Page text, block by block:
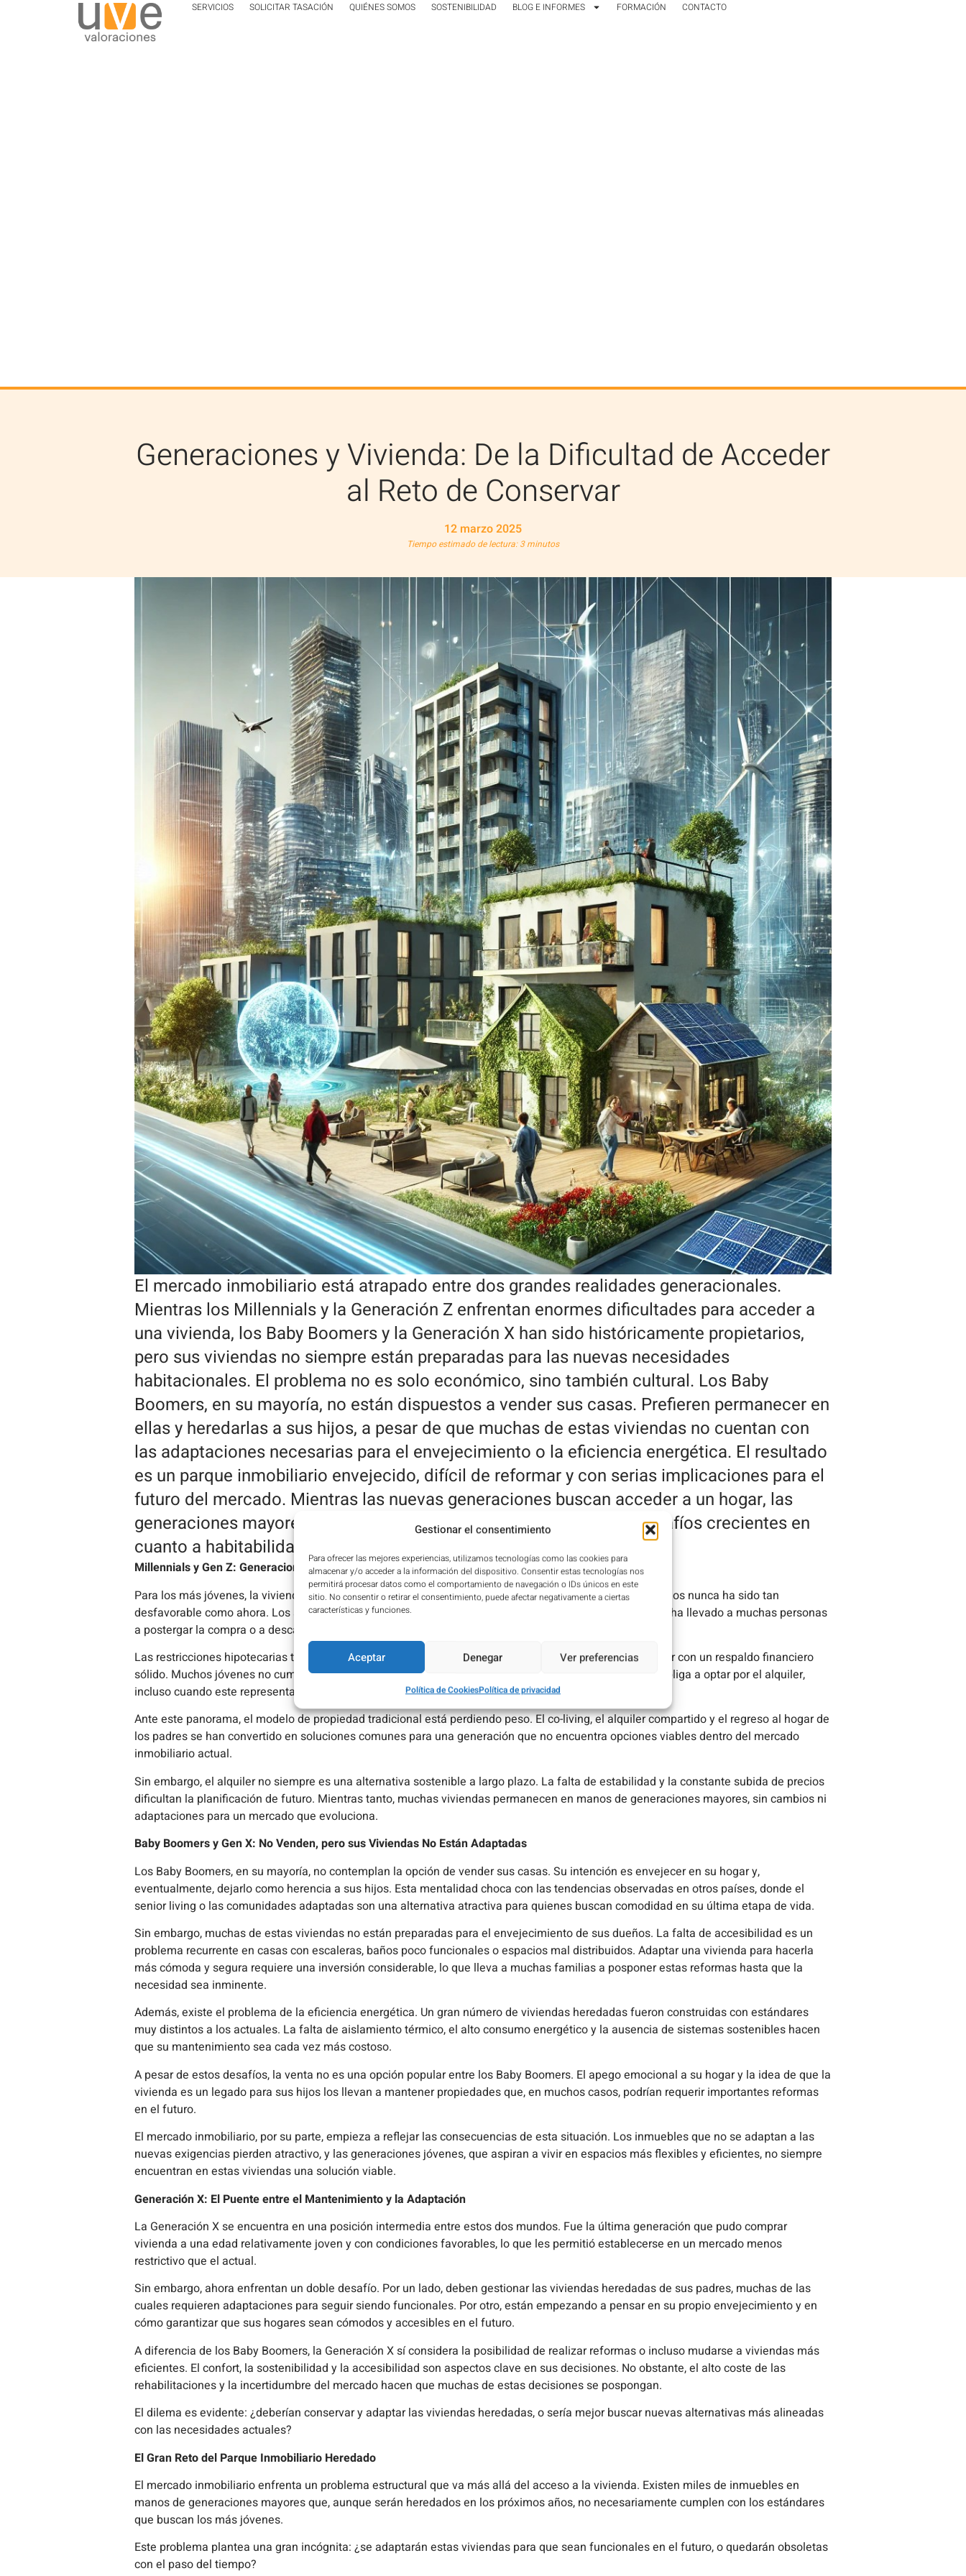
Gestionar el consentimiento
Para ofrecer las mejores experiencias, utilizamos tecnologías como las cookies para
almacenar y/o acceder a la información del dispositivo. Consentir estas tecnologías nos
permitirá procesar datos como el comportamiento de navegación o IDs únicos en este
sitio. No consentir o retirar el consentimiento, puede afectar negativamente a ciertas
características y funciones.
Aceptar Denegar Ver preferencias
Política de CookiesPolítica de privacidad
SERVICIOS SOLICITAR TASACIÓN QUIÉNES SOMOS SOSTENIBILIDAD BLOG E INFORMES FORMACIÓN CONTACTO
Generaciones y Vivienda: De la Dificultad de Acceder
al Reto de Conservar
12 marzo 2025
Tiempo estimado de lectura: 3 minutos
El mercado inmobiliario está atrapado entre dos grandes realidades generacionales.
Mientras los Millennials y la Generación Z enfrentan enormes dificultades para acceder a
una vivienda, los Baby Boomers y la Generación X han sido históricamente propietarios,
pero sus viviendas no siempre están preparadas para las nuevas necesidades
habitacionales. El problema no es solo económico, sino también cultural. Los Baby
Boomers, en su mayoría, no están dispuestos a vender sus casas. Prefieren permanecer en
ellas y heredarlas a sus hijos, a pesar de que muchas de estas viviendas no cuentan con
las adaptaciones necesarias para el envejecimiento o la eficiencia energética. El resultado
es un parque inmobiliario envejecido, difícil de reformar y con serias implicaciones para el
futuro del mercado. Mientras las nuevas generaciones buscan acceder a un hogar, las
generaciones mayores prefieren mantener los suyos, aunque con desafíos crecientes en
cuanto a habitabilidad y mantenimiento.
Millennials y Gen Z: Generaciones sin Acceso a la Vivienda
Para los más jóvenes, la vivienda propia es casi un sueño inalcanzable. La relación entre ingresos y precios nunca ha sido tan
desfavorable como ahora. Los salarios no han crecido al mismo ritmo que el costo de la vivienda, lo que ha llevado a muchas personas
a postergar la compra o a descartar la idea de ser propietarios.
Las restricciones hipotecarias tampoco ayudan. Cada vez es más difícil acceder a un préstamo sin contar con un respaldo financiero
sólido. Muchos jóvenes no cumplen con los requisitos de solvencia exigidos por los bancos, lo que los obliga a optar por el alquiler,
incluso cuando este representa un coste mensual más alto que una posible hipoteca.
Ante este panorama, el modelo de propiedad tradicional está perdiendo peso. El co-living, el alquiler compartido y el regreso al hogar de
los padres se han convertido en soluciones comunes para una generación que no encuentra opciones viables dentro del mercado
inmobiliario actual.
Sin embargo, el alquiler no siempre es una alternativa sostenible a largo plazo. La falta de estabilidad y la constante subida de precios
dificultan la planificación de futuro. Mientras tanto, muchas viviendas permanecen en manos de generaciones mayores, sin cambios ni
adaptaciones para un mercado que evoluciona.
Baby Boomers y Gen X: No Venden, pero sus Viviendas No Están Adaptadas
Los Baby Boomers, en su mayoría, no contemplan la opción de vender sus casas. Su intención es envejecer en su hogar y,
eventualmente, dejarlo como herencia a sus hijos. Esta mentalidad choca con las tendencias observadas en otros países, donde el
senior living o las comunidades adaptadas son una alternativa atractiva para quienes buscan comodidad en su última etapa de vida.
Sin embargo, muchas de estas viviendas no están preparadas para el envejecimiento de sus dueños. La falta de accesibilidad es un
problema recurrente en casas con escaleras, baños poco funcionales o espacios mal distribuidos. Adaptar una vivienda para hacerla
más cómoda y segura requiere una inversión considerable, lo que lleva a muchas familias a posponer estas reformas hasta que la
necesidad sea inminente.
Además, existe el problema de la eficiencia energética. Un gran número de viviendas heredadas fueron construidas con estándares
muy distintos a los actuales. La falta de aislamiento térmico, el alto consumo energético y la ausencia de sistemas sostenibles hacen
que su mantenimiento sea cada vez más costoso.
A pesar de estos desafíos, la venta no es una opción popular entre los Baby Boomers. El apego emocional a su hogar y la idea de que la
vivienda es un legado para sus hijos los llevan a mantener propiedades que, en muchos casos, podrían requerir importantes reformas
en el futuro.
El mercado inmobiliario, por su parte, empieza a reflejar las consecuencias de esta situación. Los inmuebles que no se adaptan a las
nuevas exigencias pierden atractivo, y las generaciones jóvenes, que aspiran a vivir en espacios más flexibles y eficientes, no siempre
encuentran en estas viviendas una solución viable.
Generación X: El Puente entre el Mantenimiento y la Adaptación
La Generación X se encuentra en una posición intermedia entre estos dos mundos. Fue la última generación que pudo comprar
vivienda a una edad relativamente joven y con condiciones favorables, lo que les permitió establecerse en un mercado menos
restrictivo que el actual.
Sin embargo, ahora enfrentan un doble desafío. Por un lado, deben gestionar las viviendas heredadas de sus padres, muchas de las
cuales requieren adaptaciones para seguir siendo funcionales. Por otro, están empezando a pensar en su propio envejecimiento y en
cómo garantizar que sus hogares sean cómodos y accesibles en el futuro.
A diferencia de los Baby Boomers, la Generación X sí considera la posibilidad de realizar reformas o incluso mudarse a viviendas más
eficientes. El confort, la sostenibilidad y la accesibilidad son aspectos clave en sus decisiones. No obstante, el alto coste de las
rehabilitaciones y la incertidumbre del mercado hacen que muchas de estas decisiones se pospongan.
El dilema es evidente: ¿deberían conservar y adaptar las viviendas heredadas, o sería mejor buscar nuevas alternativas más alineadas
con las necesidades actuales?
El Gran Reto del Parque Inmobiliario Heredado
El mercado inmobiliario enfrenta un problema estructural que va más allá del acceso a la vivienda. Existen miles de inmuebles en
manos de generaciones mayores que, aunque serán heredados en los próximos años, no necesariamente cumplen con los estándares
que buscan los más jóvenes.
Este problema plantea una gran incógnita: ¿se adaptarán estas viviendas para que sean funcionales en el futuro, o quedarán obsoletas
con el paso del tiempo?